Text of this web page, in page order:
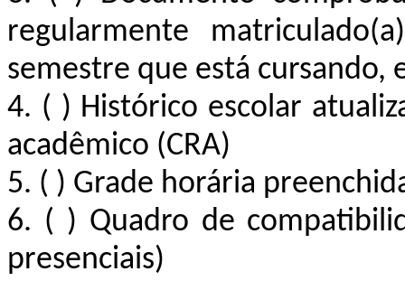
regularmente
semestre que está cursando,
4. ( ) Histórico escolar
acadêmico (CRA)
5. ( ) Grade horária
6. ( ) Quadro de
presenciais)